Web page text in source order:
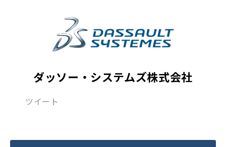
ダッソー・システムズ株式会社
ツイート